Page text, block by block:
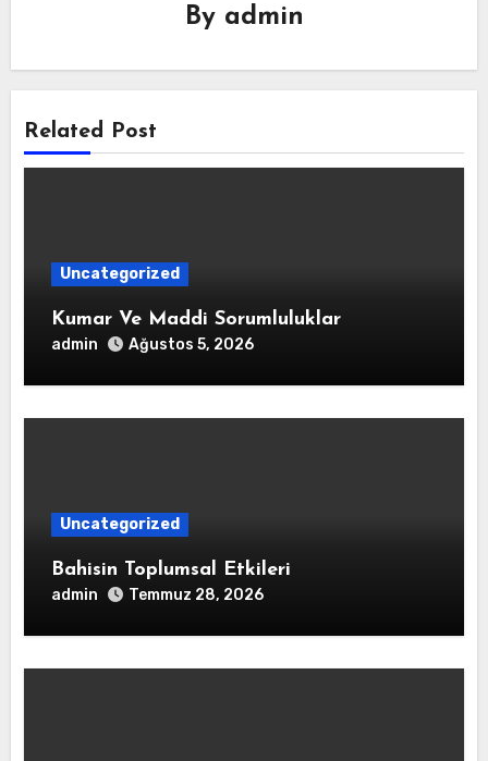
By admin
Related Post
Uncategorized
Kumar Ve Maddi Sorumluluklar
admin Ağustos 5, 2026
Uncategorized
Bahisin Toplumsal Etkileri
admin Temmuz 28, 2026